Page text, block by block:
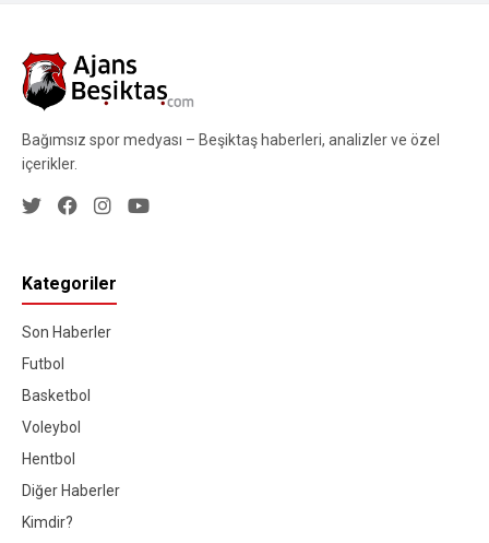
Bağımsız spor medyası – Beşiktaş haberleri, analizler ve özel
içerikler.
Kategoriler
Son Haberler
Futbol
Basketbol
Voleybol
Hentbol
Diğer Haberler
Kimdir?